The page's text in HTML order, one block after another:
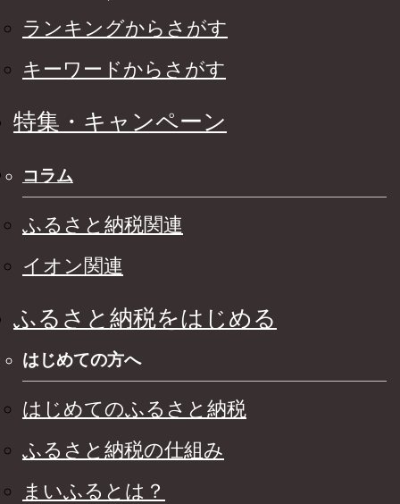
ランキングからさがす
キーワードからさがす
特集・キャンペーン
コラム
ふるさと納税関連
イオン関連
ふるさと納税をはじめる
はじめての方へ
はじめてのふるさと納税
ふるさと納税の仕組み
まいふるとは？